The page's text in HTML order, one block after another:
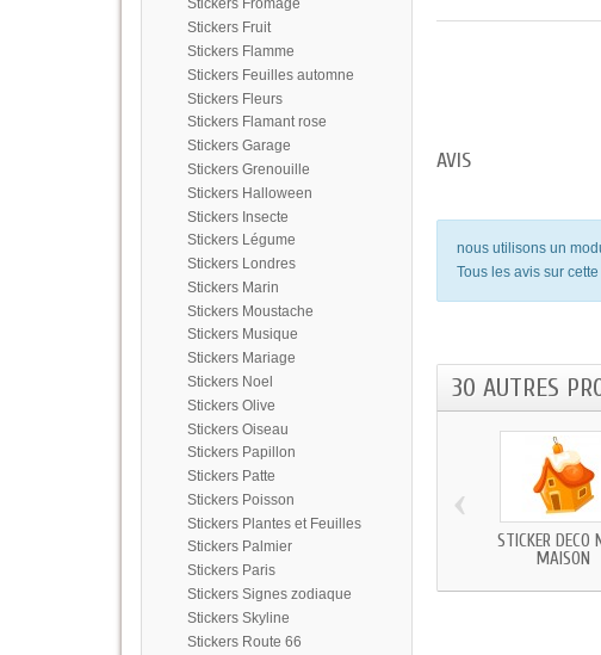
Stickers Fromage
Stickers Fruit
Stickers Flamme
Stickers Feuilles automne
Stickers Fleurs
Stickers Flamant rose
Stickers Garage
Stickers Grenouille
Stickers Halloween
Stickers Insecte
Stickers Légume
Stickers Londres
Stickers Marin
Stickers Moustache
Stickers Musique
Stickers Mariage
Stickers Noel
Stickers Olive
Stickers Oiseau
Stickers Papillon
Stickers Patte
Stickers Poisson
Stickers Plantes et Feuilles
Stickers Palmier
Stickers Paris
Stickers Signes zodiaque
Stickers Skyline
Stickers Route 66
AVIS
nous utilisons un
Tous les avis sur
30 AUTRES
STICKER DECO
MAISON
‹